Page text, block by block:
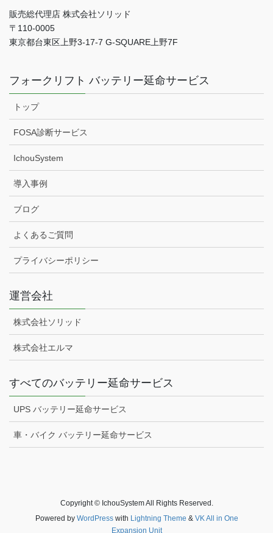
販売総代理店 株式会社ソリッド
〒110-0005
東京都台東区上野3-17-7 G-SQUARE上野7F
フォークリフト バッテリー延命サービス
トップ
FOSA診断サービス
IchouSystem
導入事例
ブログ
よくあるご質問
プライバシーポリシー
運営会社
株式会社ソリッド
株式会社エルマ
すべてのバッテリー延命サービス
UPS バッテリー延命サービス
車・バイク バッテリー延命サービス
Copyright © IchouSystem All Rights Reserved.
Powered by WordPresswith Lightning Theme & VK All in One
Expansion Unit